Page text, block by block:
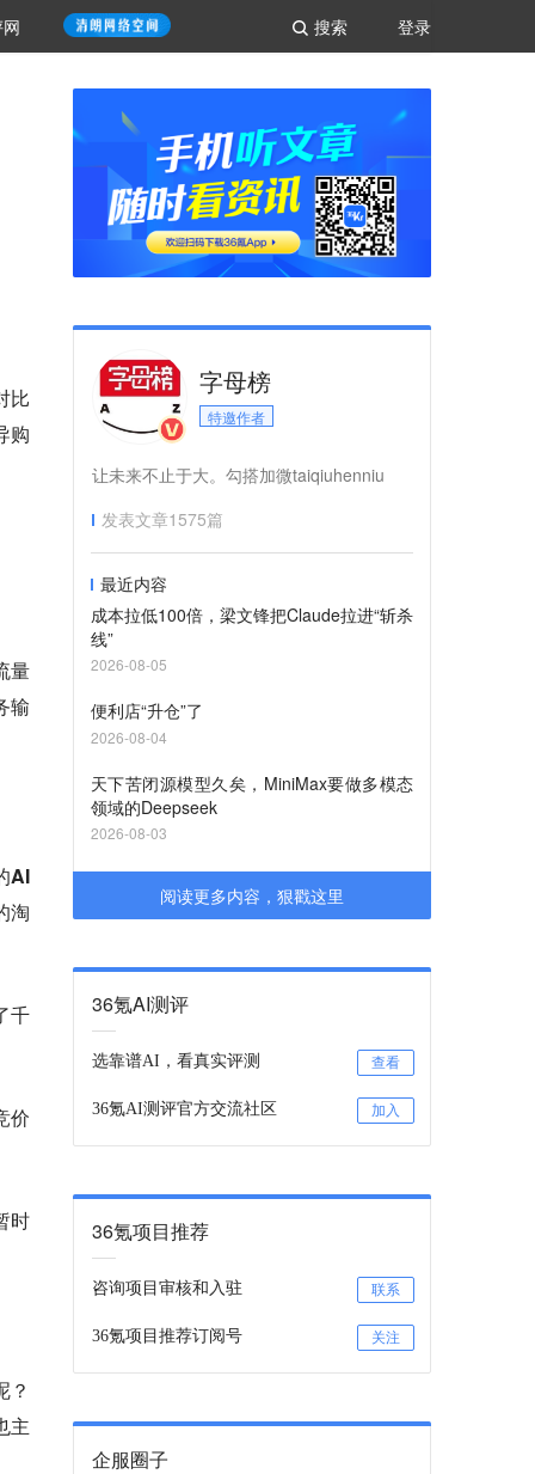
登录
搜索
比
购
量
输
AI
淘
千
价
时
？
主
字母榜
特邀作者
让未来不止于大。勾搭加微taiqiuhenniu
发表文章1575篇
最近内容
成本拉低100倍，梁文锋把Claude拉进“斩杀
线”
2026-08-05
便利店“升仓”了
2026-08-04
天下苦闭源模型久矣，MiniMax要做多模态
领域的Deepseek
2026-08-03
阅读更多内容，狠戳这里
36氪AI测评
选靠谱AI，看真实评测 查看
36氪AI测评官方交流社区 加入
36氪项目推荐
咨询项目审核和入驻 联系
36氪项目推荐订阅号 关注
企服圈子